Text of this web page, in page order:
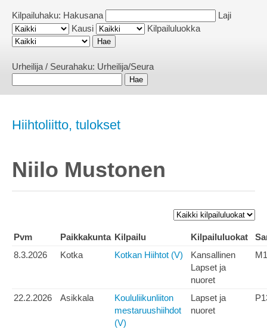
Kilpailuhaku: Hakusana
Laji
Kausi
Kilpailuluokka
Urheilija / Seurahaku: Urheilija/Seura
Hiihtoliitto, tulokset
Niilo Mustonen
Pvm Paikkakunta Kilpailu Kilpailuluokat
8.3.2026
Kotka Kotkan Hiihtot (V)
Kansallinen
Lapset ja
nuoret
22.2.2026 Asikkala
Koululiikunliiton
mestaruushiihdot
(V)
Lapset ja
nuoret